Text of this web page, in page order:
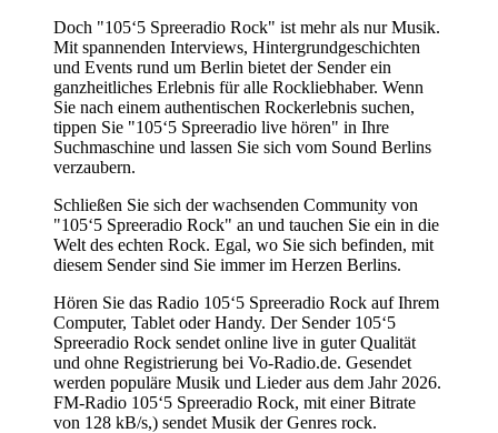
Doch "105‘5 Spreeradio Rock" ist mehr als nur Musik.
Mit spannenden Interviews, Hintergrundgeschichten
und Events rund um Berlin bietet der Sender ein
ganzheitliches Erlebnis für alle Rockliebhaber. Wenn
Sie nach einem authentischen Rockerlebnis suchen,
tippen Sie "105‘5 Spreeradio live hören" in Ihre
Suchmaschine und lassen Sie sich vom Sound Berlins
verzaubern.
Schließen Sie sich der wachsenden Community von
"105‘5 Spreeradio Rock" an und tauchen Sie ein in die
Welt des echten Rock. Egal, wo Sie sich befinden, mit
diesem Sender sind Sie immer im Herzen Berlins.
Hören Sie das Radio 105‘5 Spreeradio Rock auf Ihrem
Computer, Tablet oder Handy. Der Sender 105‘5
Spreeradio Rock sendet online live in guter Qualität
und ohne Registrierung bei Vo-Radio.de. Gesendet
werden populäre Musik und Lieder aus dem Jahr 2026.
FM-Radio 105‘5 Spreeradio Rock, mit einer Bitrate
von 128 kB/s,) sendet Musik der Genres rock.